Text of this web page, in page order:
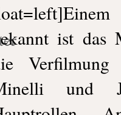
ist das
und